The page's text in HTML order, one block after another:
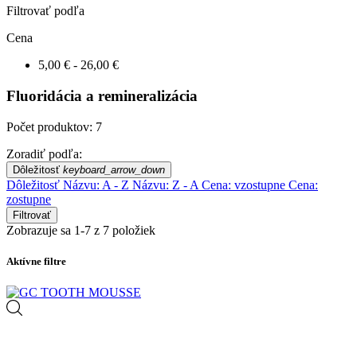
Filtrovať podľa
Cena
5,00 € - 26,00 €
Fluoridácia a remineralizácia
Počet produktov: 7
Zoradiť podľa:
Dôležitosť keyboard_arrow_down
Dôležitosť Názvu: A - Z Názvu: Z - A Cena: vzostupne Cena:
zostupne
Filtrovať
Zobrazuje sa 1-7 z 7 položiek
Aktívne filtre